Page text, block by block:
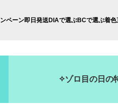
ペーン即日発送DIAで選ぶBCで選ぶ着色
✧ゾロ目の日の